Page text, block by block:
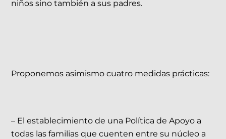
niños sino también a sus padres.
Proponemos asimismo cuatro medidas prácticas:
– El establecimiento de una Política de Apoyo a
todas las familias que cuenten entre su núcleo a